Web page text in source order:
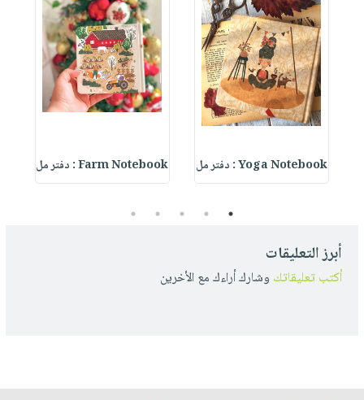
Yoga Notebook : دفتر مل Farm Notebook : دفتر مل
1
2
3
4
5
أبرز التعليقات
أكتب تعليقاتك وشارك أراءك مع الأخرين